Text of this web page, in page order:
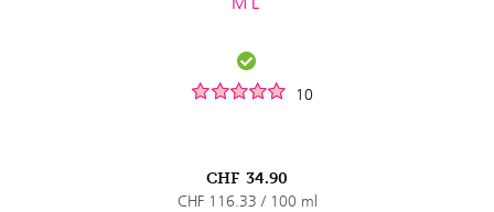
10
CHF 34.90
CHF 116.33 / 100 ml